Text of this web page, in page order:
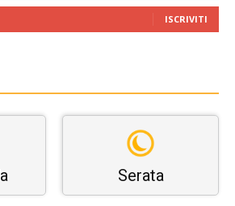
ISCRIVITI
Serata